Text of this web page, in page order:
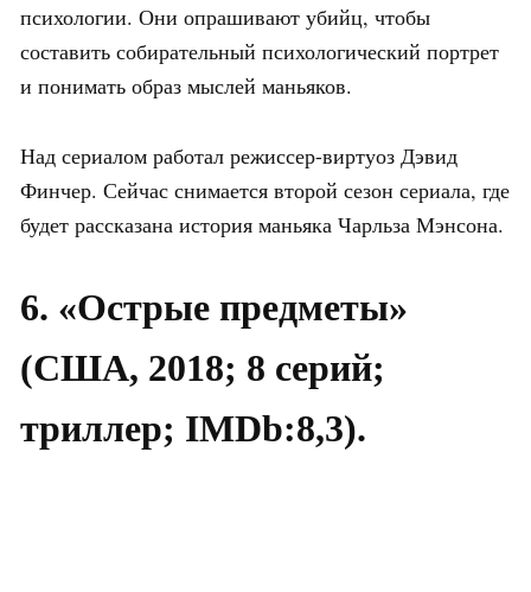
психологии. Они опрашивают убийц, чтобы
составить собирательный психологический портрет
и понимать образ мыслей маньяков.
Над сериалом работал режиссер-виртуоз Дэвид
Финчер. Сейчас снимается второй сезон сериала, где
будет рассказана история маньяка Чарльза Мэнсона.
6. «Острые предметы»
(США, 2018; 8 серий;
триллер; IMDb:8,3).